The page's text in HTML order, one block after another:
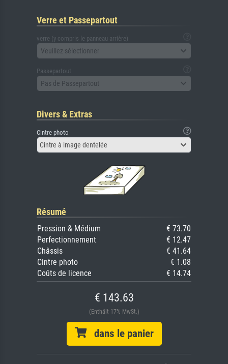
Verre et Passepartout
verre (y compris le panneau arrière)
Veuillez sélectionner
Passepartout
Pas de Passepartout
Divers & Extras
Cintre photo
Cintre à image dentelée
Résumé
Pression & Médium
€ 73.70
Perfectionnement
€ 12.47
Châssis
€ 41.64
Cintre photo
€ 1.08
Coûts de licence
€ 14.74
€ 143.63
(Enthält 17% MwSt.)
dans le panier